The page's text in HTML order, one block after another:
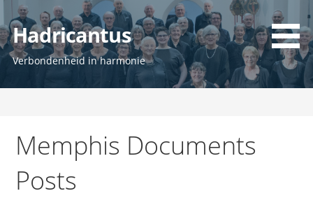
naar
de
inhoud
Hadricantus
Verbondenheid in harmonie
Memphis Documents
Posts